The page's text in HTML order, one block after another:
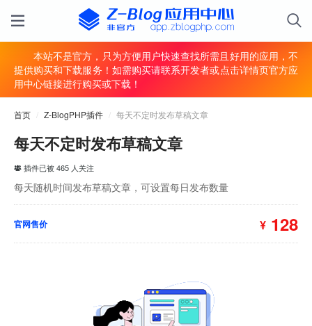
本站不是官方，只为方便用户快速查找所需且好用的应用，不
提供购买和下载服务！如需购买请联系开发者或点击详情页官方应
用中心链接进行购买或下载！
首页 Z-BlogPHP插件 每天不定时发布草稿文章
每天不定时发布草稿文章
插件已被 465 人关注
每天随机时间发布草稿文章，可设置每日发布数量
¥ 128
官网售价